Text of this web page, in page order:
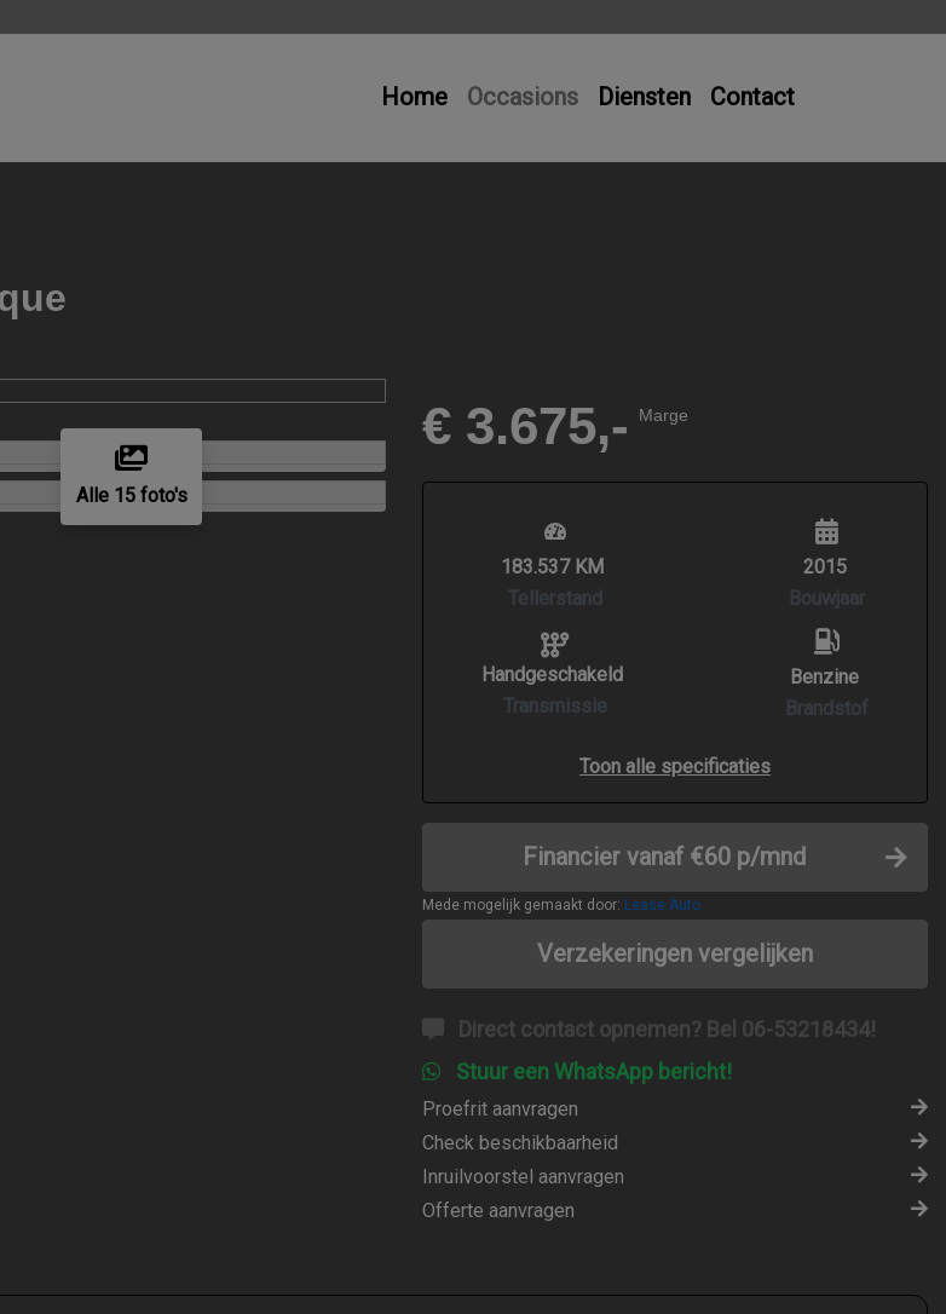
Home Occasions Diensten Contact
Alle 15 foto's
€ 3.675,- Marge
183.537 KM
Tellerstand
Handgeschakeld
Transmissie
2015
Bouwjaar
Benzine
Brandstof
Toon alle specificaties
Financier vanaf €60 p/mnd
Mede mogelijk gemaakt door: Lease.Auto
Verzekeringen vergelijken
Direct contact opnemen? Bel 06-53218434!
Stuur een WhatsApp bericht!
Proefrit aanvragen
Check beschikbaarheid
Inruilvoorstel aanvragen
Offerte aanvragen